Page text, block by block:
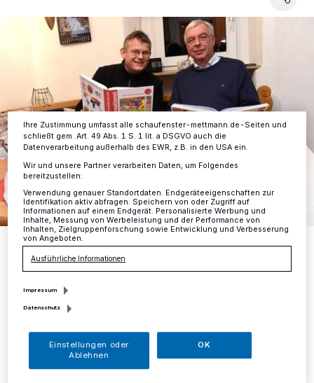
Michael Diepenbrock und Herbert Gerlach lieben den Fußball und
dabei besonders Ergebnisse, Tabellen und sonstige Statistiken.
Foto: Nicole Gehring
I
n Mettmann ist mit Herbert Gerlach einer
Tracking-Technologien für die unter „Wir und unsere Partner
verarbeiten Daten, um Ihnen Dienste bereitzustellen“ aufgeführten
Zwecke. Wenn Tracker deaktiviert sind, sind manche Inhalte und
Anzeigen möglicherweise nicht mehr so relevant für Sie. Sie können
dieses Menü jederzeit wieder aufrufen, um Ihre Einstellungen zu
ändern oder Ihre Einwilligung zu widerrufen, indem Sie auf den Link
Einstellungen oder Ablehnen am unteren Rand der Webseite klicken.
Ihre Einstellungen gelten innerhalb unseres Website. Weitere
Informationen finden Sie in unserer Datenschutzerklärung.
Ihre Zustimmung umfasst alle schaufenster-mettmann.de-Seiten und
schließt gem. Art. 49 Abs. 1 S. 1 lit. a DSGVO auch die
Datenverarbeitung außerhalb des EWR, z.B. in den USA ein.
Wir und unsere Partner verarbeiten Daten, um Folgendes
bereitzustellen:
Verwendung genauer Standortdaten. Endgeräteeigenschaften zur
Identifikation aktiv abfragen. Speichern von oder Zugriff auf
Informationen auf einem Endgerät. Personalisierte Werbung und
Inhalte, Messung von Werbeleistung und der Performance von
Inhalten, Zielgruppenforschung sowie Entwicklung und Verbesserung
von Angeboten.
Ausführliche Informationen
Impressum
Datenschutz
Einstellungen oder
Ablehnen
OK